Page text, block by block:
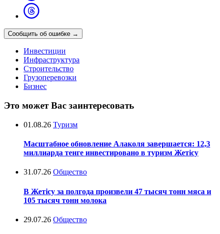
Сообщить об ошибке →
Инвестиции
Инфраструктура
Строительство
Грузоперевозки
Бизнес
Это может Вас заинтересовать
01.08.26 Туризм
Масштабное обновление Алаколя завершается: 12,3
миллиарда тенге инвестировано в туризм Жетісу
31.07.26 Общество
В Жетісу за полгода произвели 47 тысяч тонн мяса и
105 тысяч тонн молока
29.07.26 Общество